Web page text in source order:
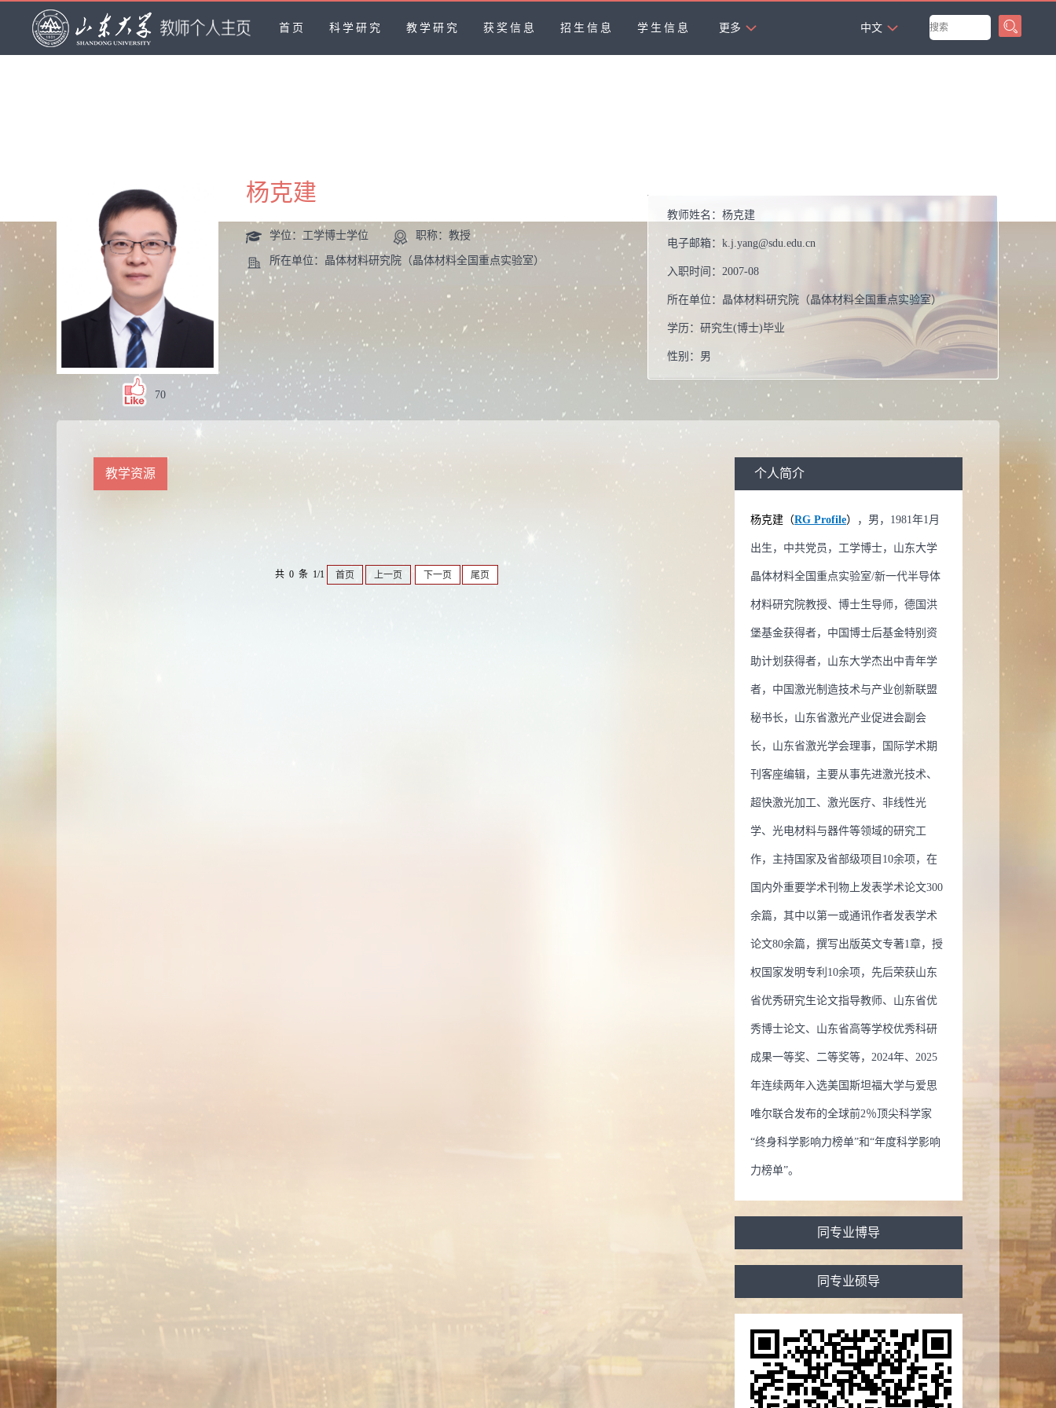
首页 科学研究 教学研究 获奖信息 招生信息 学生信息 更多
中文
70
杨克建
学位：工学博士学位 职称：教授
所在单位：晶体材料研究院（晶体材料全国重点实验室）
教师姓名： 杨克建
电子邮箱： k.j.yang@sdu.edu.cn
入职时间： 2007-08
所在单位： 晶体材料研究院（晶体材料全国重点实验室）
学历： 研究生(博士)毕业
性别： 男
学位：
职称： 教授
毕业院校： 山东大学
生物医学工程,凝聚态物理,光学工程学科,材料物理与化学
生物医学工程
2020 曾获荣誉当选： 山东省优秀研究生论文指导教师
2020 曾获荣誉当选： 山东大学优秀硕士学位论文指导奖
获荣誉当选： 2010年山东高等学校优秀科研成果二等奖
荣誉当选： 2009年山东高等学校优秀科研成果二等奖
誉当选： 山东省优秀博士学位论文 2008 曾获荣誉当选： 山东大
学优秀博士学位论文 2008 曾获荣誉当选： 德国洪堡基金
获荣誉当选： 2008年山东高等学校优秀科研成果一等奖 2007 曾获
荣誉当选： 2007年山东高等学校优秀科研成果二等奖 2006 曾获荣
誉当选： 2006年山东高等学校优秀科研成果二等奖
教学资源
共 0 条 1/1 首页 上一页 下一页 尾页
个人简介
杨克建（RG Profile） ，男，1981年1月
出生，中共党员，工学博士，山东大学
晶体材料全国重点实验室/新一代半导体
材料研究院教授、博士生导师，德国洪
堡基金获得者，中国博士后基金特别资
助计划获得者，山东大学杰出中青年学
者，中国激光制造技术与产业创新联盟
秘书长，山东省激光产业促进会副会
长，山东省激光学会理事，国际学术期
刊客座编辑，主要从事先进激光技术、
超快激光加工、激光医疗、非线性光
学、光电材料与器件等领域的研究工
作，主持国家及省部级项目10余项，在
国内外重要学术刊物上发表学术论文300
余篇，其中以第一或通讯作者发表学术
论文80余篇，撰写出版英文专著1章，授
权国家发明专利10余项，先后荣获山东
省优秀研究生论文指导教师、山东省优
秀博士论文、山东省高等学校优秀科研
成果一等奖、二等奖等，2024年、2025
年连续两年入选美国斯坦福大学与爱思
唯尔联合发布的全球前2％顶尖科学家
“终身科学影响力榜单”和“年度科学影响
力榜单”。
同专业博导
同专业硕导